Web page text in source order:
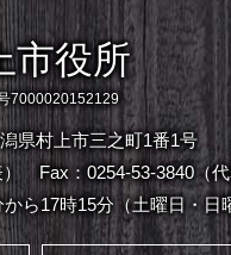
市役所
7000020152129
県村上市三之町1番1号
Fax：0254-53-3840（
ら17時15分（土曜日・日